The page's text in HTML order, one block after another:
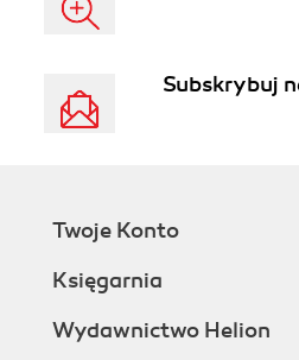
Subskrybuj
Twoje Konto
Księgarnia
Wydawnictwo Helion